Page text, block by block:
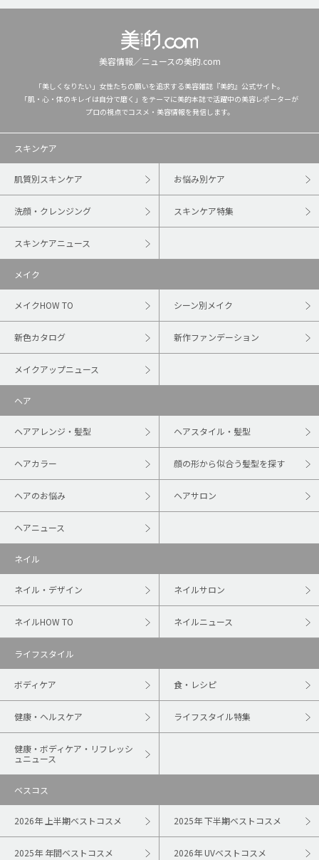
美容情報／ニュースの美的.com
「美しくなりたい」女性たちの願いを追求する美容雑誌『美的』公式サイト。
「肌・心・体のキレイは自分で磨く」をテーマに美的本誌で活躍中の美容レポーターが
プロの視点でコスメ・美容情報を発信します。
スキンケア
肌質別スキンケア お悩み別ケア
洗顔・クレンジング スキンケア特集
スキンケアニュース
メイク
メイクHOW TO シーン別メイク
新色カタログ 新作ファンデーション
メイクアップニュース
ヘア
ヘアアレンジ・髪型 ヘアスタイル・髪型
ヘアカラー 顔の形から似合う髪型を探す
ヘアのお悩み ヘアサロン
ヘアニュース
ネイル
ネイル・デザイン ネイルサロン
ネイルHOW TO ネイルニュース
ライフスタイル
ボディケア 食・レシピ
健康・ヘルスケア ライフスタイル特集
健康・ボディケア・リフレッシ
ュニュース
ベスコス
2026年 上半期ベストコスメ 2025年 下半期ベストコスメ
2025年 年間ベストコスメ 2026年 UVベストコスメ